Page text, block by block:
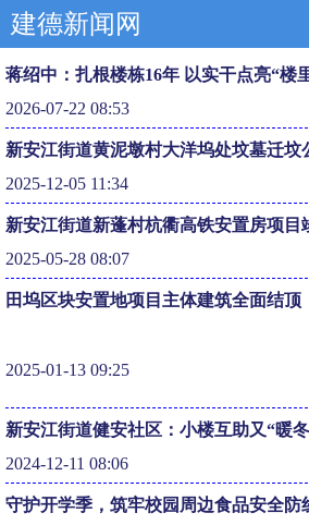
建德新闻网
蒋绍中：扎根楼栋16年 以实干点亮“楼
2026-07-22 08:53
新安江街道黄泥墩村大洋坞处坟墓迁坟
2025-12-05 11:34
新安江街道新蓬村杭衢高铁安置房项目
2025-05-28 08:07
田坞区块安置地项目主体建筑全面结顶
2025-01-13 09:25
新安江街道健安社区：小楼互助又“暖
2024-12-11 08:06
守护开学季，筑牢校园周边食品安全防